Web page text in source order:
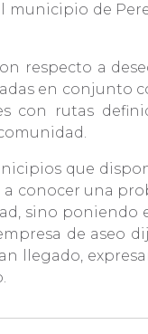
municipio de
respecto a
en conjunto
con rutas
que
conocer una
sino poniendo
de aseo
llegado,